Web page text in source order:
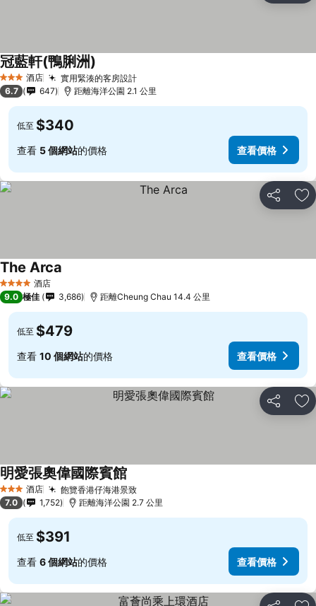
3 星級 酒店 實用緊湊的客房設計
冠藍軒(鴨脷洲)
6.7 647 距離海洋公園 2.1 公里
低至 $340
查看 5 個網站的價格 查看價格
分享 放
4 星級 酒店
The Arca
9.0 極佳 3,686 距離Cheung Chau 14.4 公里
低至 $479
查看 10 個網站的價格 查看價格
分享 放
3 星級 酒店 飽覽香港仔海港景致
明愛張奧偉國際賓館
7.0 1,752 距離海洋公園 2.7 公里
低至 $391
查看 6 個網站的價格 查看價格